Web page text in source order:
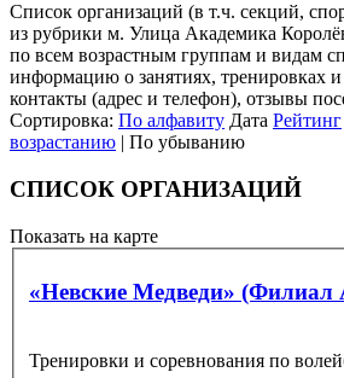
Список организаций (в т.ч. секций,
из рубрики м. Улица Академика
по всем возрастным группам и видам
информацию о занятиях, тренировках
контакты (адрес и телефон), отзывы
Сортировка: По алфавиту Дата Рейтинг
возрастанию | По убыванию
СПИСОК ОРГАНИЗАЦИЙ
Показать на карте
«Невские Медведи» (Филиал
Тренировки и соревнования по